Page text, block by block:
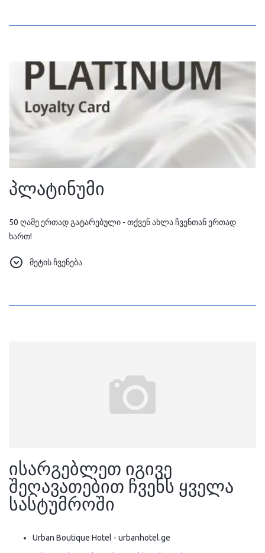
თქვენი მომავალი ჯავშნებისთვის.
პლატინუმი
50 ღამე ერთად გატარებული - თქვენ ახლა ჩვენთან ერთად
ხართ!
და სიყვარულით, ამიერიდან ყველა დაჯავშნაზე 25%-იან
ფასდაკლებას გთავაზობთ
მეტის ჩვენება
ისარგებლეთ იგივე
შეღავათებით ჩვენს ყველა
სასტუმროში
Urban Boutique Hotel - urbanhotel.ge